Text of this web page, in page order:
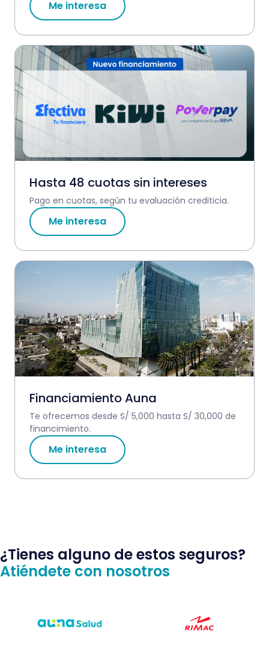
Me interesa
Hasta 48 cuotas sin intereses
Pago en cuotas, según tu evaluación crediticia.
Me interesa
Financiamiento Auna
Te ofrecemos desde S/ 5,000 hasta S/ 30,000 de
financimiento.
Me interesa
¿Tienes alguno de estos seguros?
Atiéndete con nosotros